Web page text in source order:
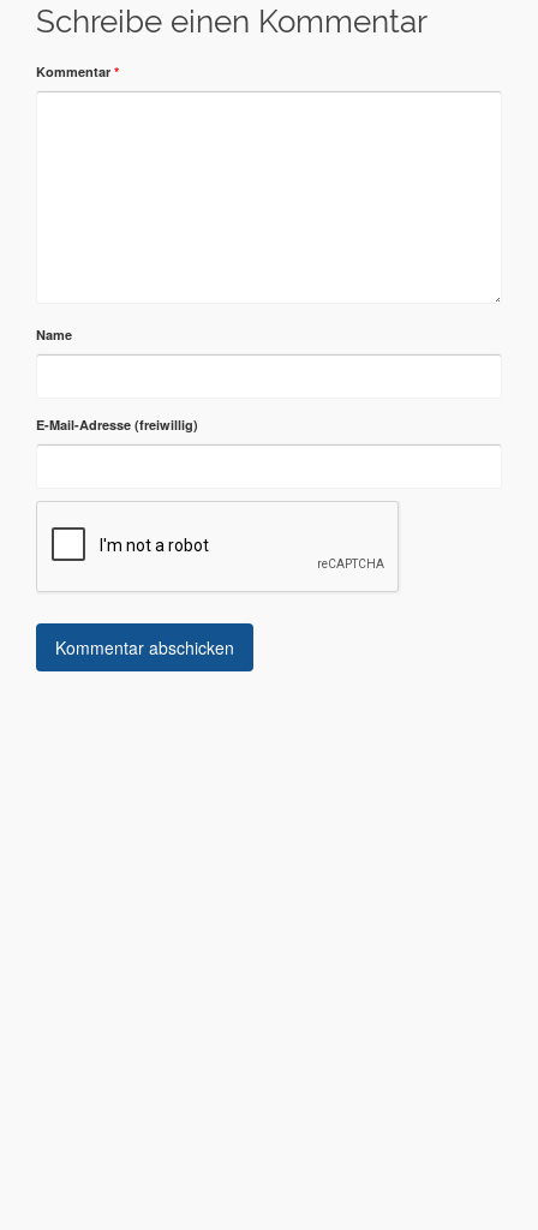
Schreibe einen Kommentar
Kommentar *
Name
E-Mail-Adresse